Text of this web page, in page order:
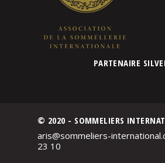
PARTENAIRE
© 2020 - SOMMELIERS
aris@sommeliers-
23 10